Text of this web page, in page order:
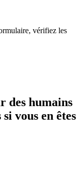
vérifiez les
des humains
vous en êtes